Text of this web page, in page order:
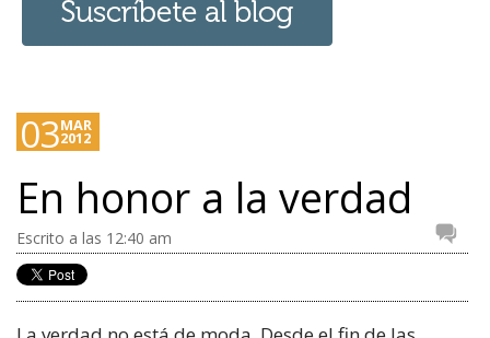
03MAR
2012
En honor a la verdad
Escrito a las 12:40 am